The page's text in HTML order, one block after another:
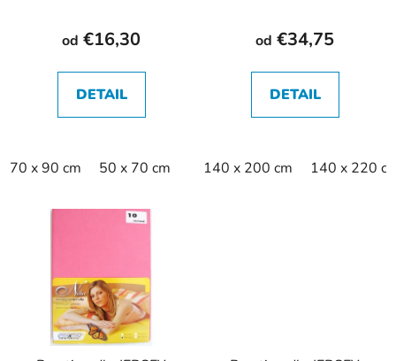
od €16,30
DETAIL
70 x 90 cm 50 x 70 cm
od €34,75
DETAIL
140 x 200 cm 140 x 220